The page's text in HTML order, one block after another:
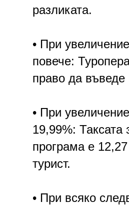
разликата.
• При
повече:
право да въведе
• При
19,99%: Таксата
програма е
турист.
• При всяко